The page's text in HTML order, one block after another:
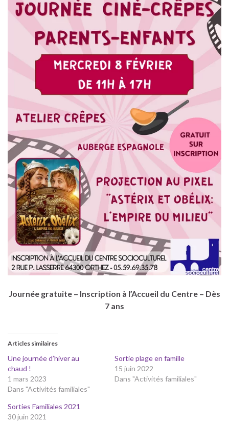
Journée gratuite – Inscription à l’Accueil du Centre – Dès
7 ans
Articles similaires
Une journée d’hiver au
chaud !
1 mars 2023
Dans "Activités familiales"
Sortie plage en famille
15 juin 2022
Dans "Activités familiales"
Sorties Familiales 2021
30 juin 2021